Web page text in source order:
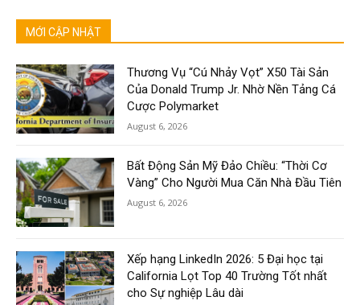
MỚI CẬP NHẬT
Thương Vụ “Cú Nhảy Vọt” X50 Tài Sản
Của Donald Trump Jr. Nhờ Nền Tảng Cá
Cược Polymarket
August 6, 2026
Bất Động Sản Mỹ Đảo Chiều: “Thời Cơ
Vàng” Cho Người Mua Căn Nhà Đầu Tiên
August 6, 2026
Xếp hạng LinkedIn 2026: 5 Đại học tại
California Lọt Top 40 Trường Tốt nhất
cho Sự nghiệp Lâu dài